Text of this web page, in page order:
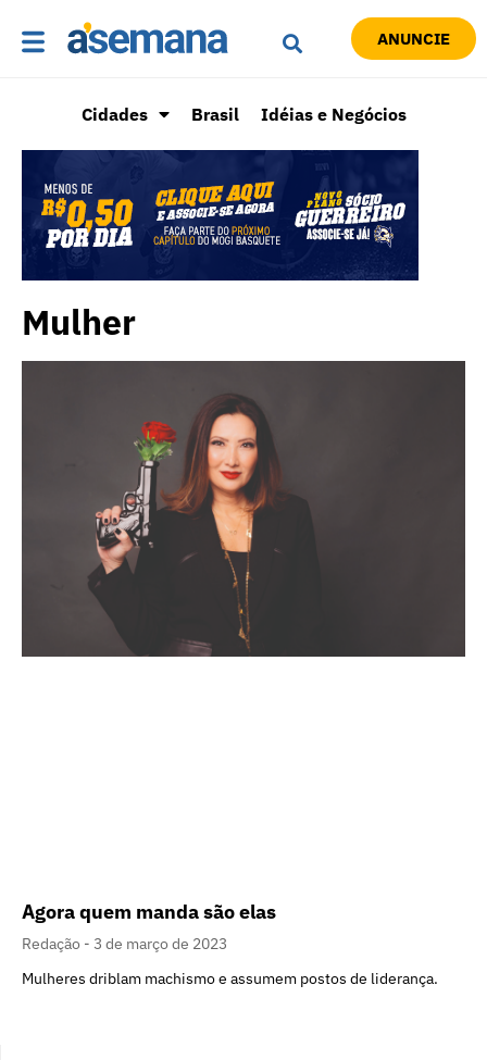
ANUNCIE
Cidades Brasil Idéias e Negócios
Mulher
Agora quem manda são elas
Redação
3 de março de 2023
Mulheres driblam machismo e assumem postos de liderança.